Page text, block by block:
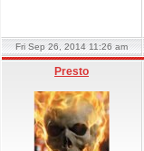
Fri Sep 26, 2014 11:26 am
Presto